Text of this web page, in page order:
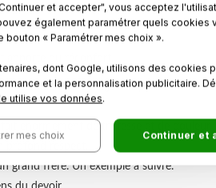
apporte du réconfort.
la femme d’un collègue disparu.
énormément de tristesse et de douleur.
profond respect.
grand frère. Un exemple à suivre.
et accepter", vous acceptez
également paramétrer quels cookies
bouton « Paramétrer mes choix ».
dont Google, utilisons des cookies
et la personnalisation publicitaire.
utilise vos données.
mes choix Continuer et